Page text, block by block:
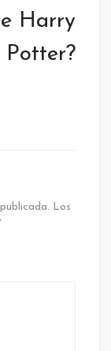
Harry
Potter?
Los